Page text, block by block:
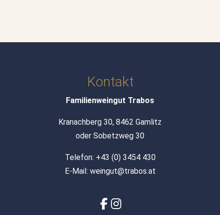
Kontakt
Familienweingut Trabos
Kranachberg 30, 8462 Gamlitz
oder Sobetzweg 30
Telefon: +43 (0) 3454 430
E-Mail: weingut@trabos.at